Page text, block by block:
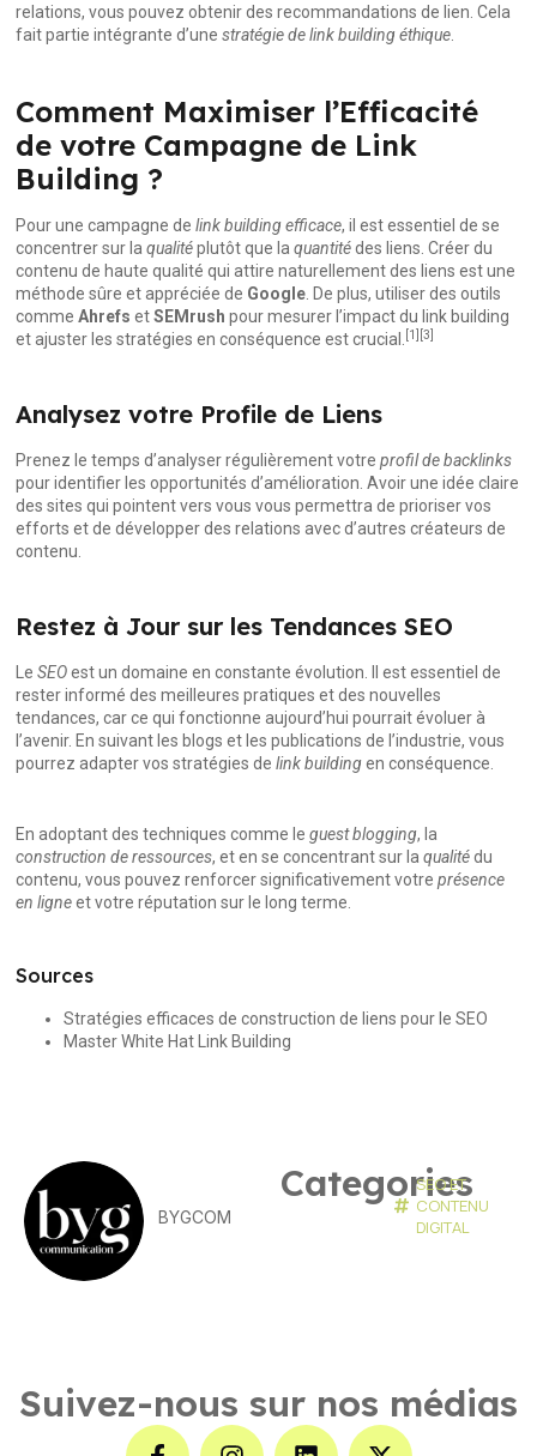
relations, vous pouvez obtenir des recommandations de lien. Cela
fait partie intégrante d’unestratégie de link building éthique
Comment Maximiser l’Efficacité
de votre Campagne de Link
Building ?
Pour une campagne delink building efficace, il est essentiel de se
concentrer sur laqualitéplutôt que laquantitédes liens. Créer du
contenu de haute qualité qui attire naturellement des liens est une
méthode sûre et appréciée de Google . De plus, utiliser des outils
commeAhrefs etSEMrush pour mesurer l’impact du link building
et ajuster les stratégies en conséquence est crucial.
[1] [3]
Analysez votre Profile de Liens
Prenez le temps d’analyser régulièrement votreprofil de backlinks
pour identifier les opportunités d’amélioration. Avoir une idée claire
des sites qui pointent vers vous vous permettra de prioriser vos
efforts et de développer des relations avec d’autres créateurs de
contenu.
Restez à Jour sur les Tendances SEO
LeSEOest un domaine en constante évolution. Il est essentiel de
rester informé des meilleures pratiques et des nouvelles
tendances, car ce qui fonctionne aujourd’hui pourrait évoluer à
l’avenir. En suivant les blogs et les publications de l’industrie, vous
pourrez adapter vos stratégies delink buildingen conséquence.
En adoptant des techniques comme leguest blogging, la
construction de ressources, et en se concentrant sur laqualitédu
contenu, vous pouvez renforcer significativement votreprésence
en ligneet votre réputation sur le long terme.
Sources
Stratégies efficaces de construction de liens pour le SEO
Master White Hat Link Building
BYGCOM
Categories
SEO ET
CONTENU
DIGITAL
Suivez-nous sur nos médias